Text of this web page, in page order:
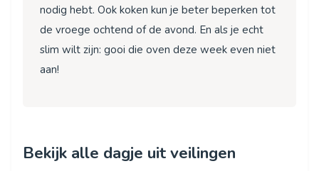
nodig hebt. Ook koken kun je beter beperken tot
de vroege ochtend of de avond. En als je echt
slim wilt zijn: gooi die oven deze week even niet
aan!
Bekijk alle dagje uit veilingen